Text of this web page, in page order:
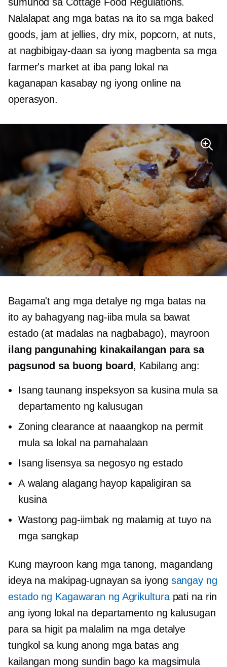
Nalalapat ang mga batas na ito sa mga baked
goods, jam at jellies, dry mix, popcorn, at nuts,
at nagbibigay-daan sa iyong magbenta sa mga
farmer's market at iba pang lokal na
kaganapan kasabay ng iyong online na
operasyon.
Bagama't ang mga detalye ng mga batas na
ito ay bahagyang nag-iiba mula sa bawat
estado (at madalas na nagbabago), mayroon
ilang pangunahing kinakailangan para sa
pagsunod sa buong board, Kabilang ang:
Isang taunang inspeksyon sa kusina mula sa
departamento ng kalusugan
Zoning clearance at naaangkop na permit
mula sa lokal na pamahalaan
Isang lisensya sa negosyo ng estado
A walang alagang hayopkapaligiran sa
kusina
Wastong pag-iimbak ng malamig at tuyo na
mga sangkap
Kung mayroon kang mga tanong, magandang
ideya na makipag-ugnayan sa iyong sangay ng
estado ng Kagawaran ng Agrikulturapati na rin
ang iyong lokal na departamento ng kalusugan
para sa higit pa malalim na mga detalye
tungkol sa kung anong mga batas ang
kailangan mong sundin bago ka magsimula